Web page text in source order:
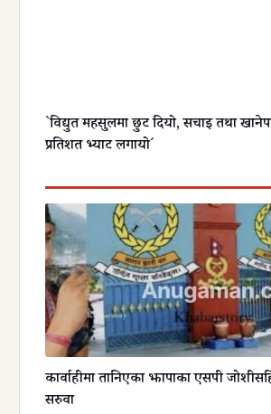
`विद्युत महसुलमा छुट दियो, सिँचाइ तथा
प्रतिशत भ्याट लगायो´
कार्वाहीमा तानिएका झापाका एसपी
सरुवा